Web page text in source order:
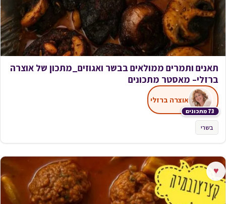
תאנים ותמרים ממולאים בבשר ואגוזים_מתכון של אוצרה
ברזלי– מאסטר מתכונים
73 מתכונים
אוצרה ברזלי
בשרי
♥